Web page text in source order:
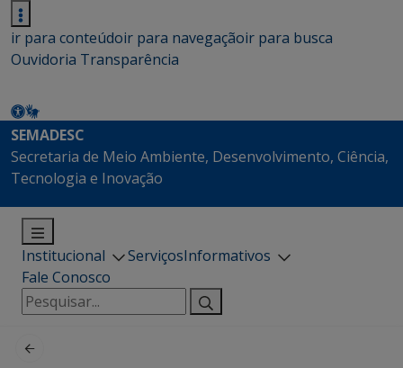
ir para conteúdoir para navegaçãoir para busca
Ouvidoria Transparência
SEMADESC
Secretaria de Meio Ambiente, Desenvolvimento, Ciência,
Tecnologia e Inovação
Institucional ServiçosInformativos
Fale Conosco
Pesquisar
por: